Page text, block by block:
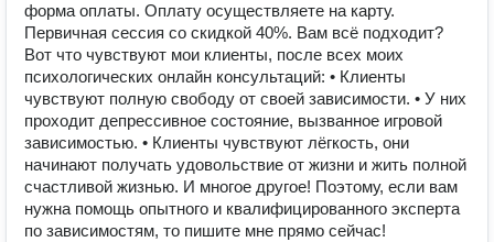
форма оплаты. Оплату осуществляете на карту.
Первичная сессия со скидкой 40%. Вам всё подходит?
Вот что чувствуют мои клиенты, после всех моих
психологических онлайн консультаций: • Клиенты
чувствуют полную свободу от своей зависимости. • У них
проходит депрессивное состояние, вызванное игровой
зависимостью. • Клиенты чувствуют лёгкость, они
начинают получать удовольствие от жизни и жить полной
счастливой жизнью. И многое другое! Поэтому, если вам
нужна помощь опытного и квалифицированного эксперта
по зависимостям, то пишите мне прямо сейчас!